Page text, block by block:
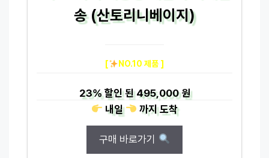
송 (산토리니베이지)
[ NO.10 제품 ]
23%할인 된495,000 원
내일
까지도착
구매 바로가기